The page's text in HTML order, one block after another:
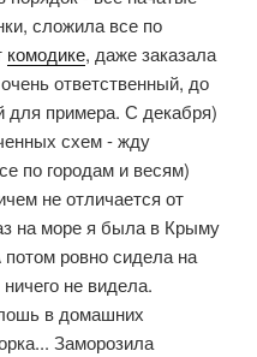
сложила все по
комодике, даже заказала
ответственный, до
для примера. С декабря)
схем - жду
по городам и весям)
не отличается от
на море я была в Крыму
потом ровно сидела на
не видела.
в домашних
Заморозила